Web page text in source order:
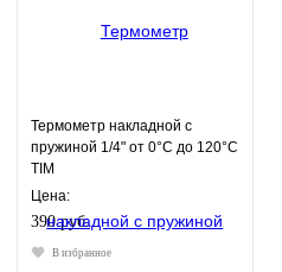
Термометр накладной с
пружиной 1/4" от 0°С до 120°С
TIM
Цена:
390 руб.
В избранное